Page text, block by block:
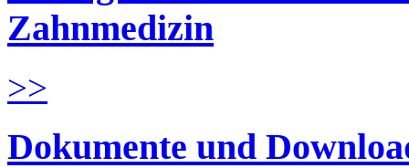
Zahnmedizin
>>
Dokumente und